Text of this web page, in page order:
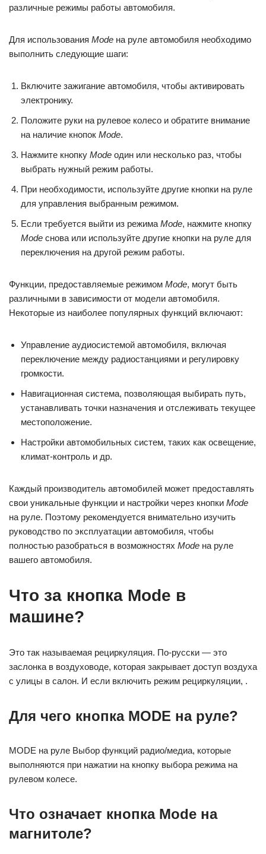
различные режимы работы автомобиля.
Для использования Mode на руле автомобиля необходимо
выполнить следующие шаги:
Включите зажигание автомобиля, чтобы активировать
электронику.
Положите руки на рулевое колесо и обратите внимание
на наличие кнопок Mode.
Нажмите кнопку Mode один или несколько раз, чтобы
выбрать нужный режим работы.
При необходимости, используйте другие кнопки на руле
для управления выбранным режимом.
Если требуется выйти из режима Mode, нажмите кнопку
Mode снова или используйте другие кнопки на руле для
переключения на другой режим работы.
Функции, предоставляемые режимом Mode, могут быть
различными в зависимости от модели автомобиля.
Некоторые из наиболее популярных функций включают:
Управление аудиосистемой автомобиля, включая
переключение между радиостанциями и регулировку
громкости.
Навигационная система, позволяющая выбирать путь,
устанавливать точки назначения и отслеживать текущее
местоположение.
Настройки автомобильных систем, таких как освещение,
климат-контроль и др.
Каждый производитель автомобилей может предоставлять
свои уникальные функции и настройки через кнопки Mode
на руле. Поэтому рекомендуется внимательно изучить
руководство по эксплуатации автомобиля, чтобы
полностью разобраться в возможностях Mode на руле
вашего автомобиля.
Что за кнопка Mode в
машине?
Это так называемая рециркуляция. По-русски — это
заслонка в воздуховоде, которая закрывает доступ воздуха
с улицы в салон. И если включить режим рециркуляции, .
Для чего кнопка MODE на руле?
MODE на руле Выбор функций радио/медиа, которые
выполняются при нажатии на кнопку выбора режима на
рулевом колесе.
Что означает кнопка Mode на
магнитоле?